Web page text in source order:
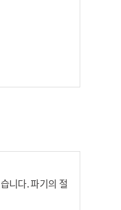
회가 전화 또
제한됩니다.
한 추가적인 서
니다. 파기의 절